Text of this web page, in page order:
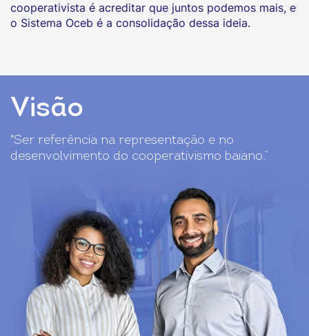
cooperativista é acreditar que juntos podemos mais, e
o Sistema Oceb é a consolidação dessa ideia.
Visão
"Ser referência na representação e no
desenvolvimento do cooperativismo baiano.”